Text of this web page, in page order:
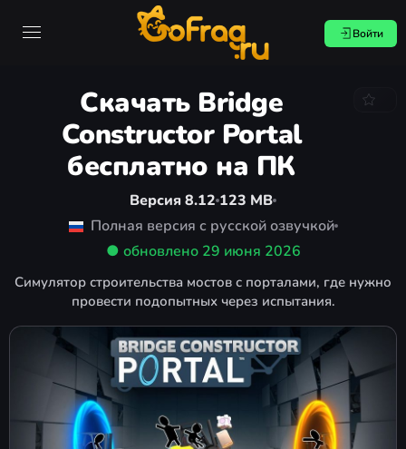
Войти
Скачать Bridge
Constructor Portal
бесплатно на ПК
Версия 8.12 123 MB
Полная версия с русской озвучкой
● обновлено 29 июня 2026
Симулятор строительства мостов с порталами, где нужно
провести подопытных через испытания.